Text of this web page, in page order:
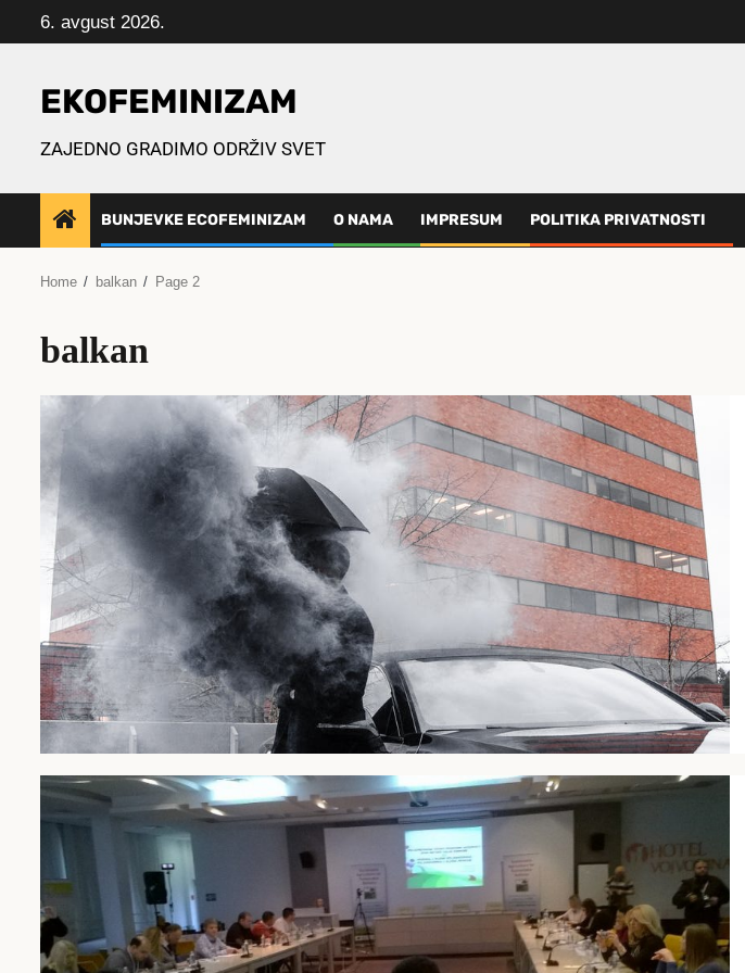
to
6. avgust 2026.
EKOFEMINIZAM
ZAJEDNO GRADIMO ODRŽIV SVET
BUNJEVKE ECOFEMINIZAM O NAMA IMPRESUM POLITIKA PRIVATNOSTI
Home balkan Page 2
balkan